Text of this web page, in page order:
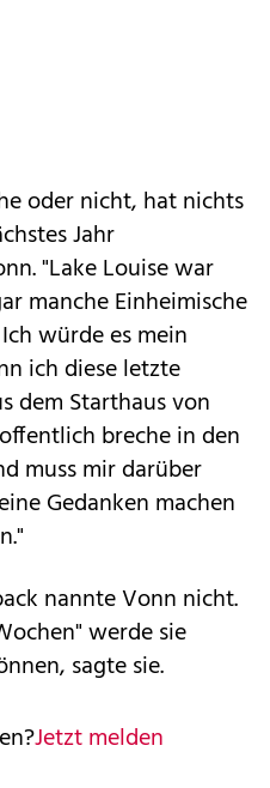
oder nicht, hat nichts
Jahr
"Lake Louise war
manche Einheimische
würde es mein
ich diese letzte
dem Starthaus von
breche in den
muss mir darüber
Gedanken machen
nannte Vonn nicht.
werde sie
sagte sie.
Jetzt melden